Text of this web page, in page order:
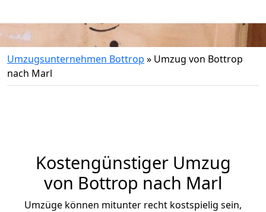
Umzugsunternehmen Bottrop » Umzug von Bottrop
nach Marl
Kostengünstiger Umzug
von Bottrop nach Marl
Umzüge können mitunter recht kostspielig sein,